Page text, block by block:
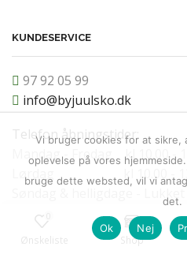
KUNDESERVICE
97 92 05 99
info@byjuulsko.dk
Telefon åbningstider:
Mandag - Fredag kl 10.00 -
Lørdag kl 10.00 -
Søndag & helligdage - Lukket
Ønskeliste Shop
Vi bruger cookies for at sikre,
oplevelse på vores
bruge dette websted, vil vi
det.
Ok Nej